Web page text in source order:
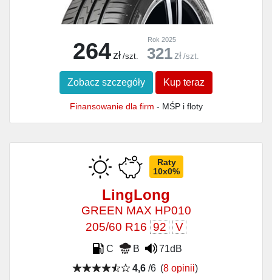
264zł /szt.
Rok 2025
321 zł /szt.
Zobacz szczegóły Kup teraz
Finansowanie dla firm - MŚP i floty
Raty
10x0%
LingLong
GREEN MAX HP010
205/60 R16 92 V
C B
71dB
4,6 /6 (8 opinii)